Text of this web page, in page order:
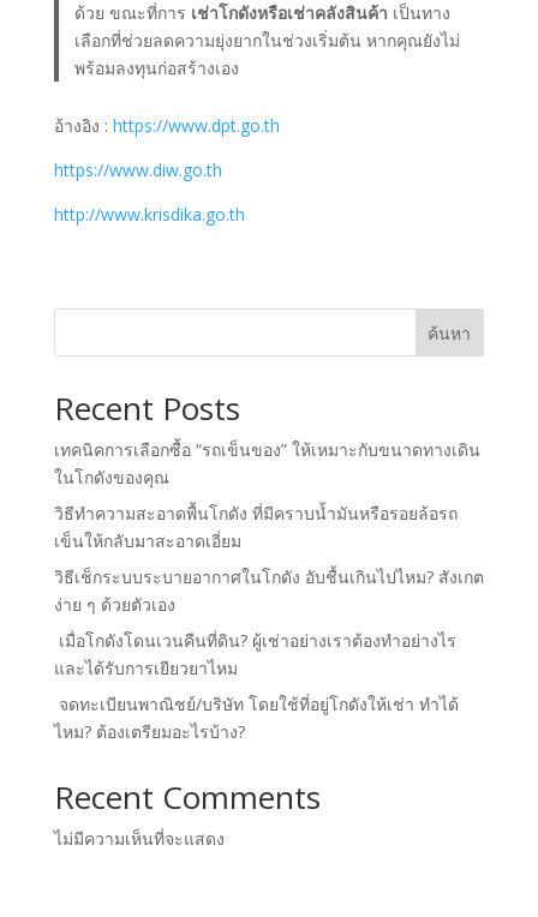
ด้วย ขณะที่การ เช่าโกดังหรือเช่าคลังสินค้า เป็นทาง
เลือกที่ช่วยลดความยุ่งยากในช่วงเริ่มต้น หากคุณยังไม่
พร้อมลงทุนก่อสร้างเอง
อ้างอิง : https://www.dpt.go.th
https://www.diw.go.th
http://www.krisdika.go.th
ค้นหา
Recent Posts
เทคนิคการเลือกซื้อ “รถเข็นของ” ให้เหมาะกับขนาดทางเดิน
ในโกดังของคุณ
วิธีทำความสะอาดพื้นโกดัง ที่มีคราบน้ำมันหรือรอยล้อรถ
เข็นให้กลับมาสะอาดเอี่ยม
วิธีเช็กระบบระบายอากาศในโกดัง อับชื้นเกินไปไหม? สังเกต
ง่าย ๆ ด้วยตัวเอง
เมื่อโกดังโดนเวนคืนที่ดิน? ผู้เช่าอย่างเราต้องทำอย่างไร
และได้รับการเยียวยาไหม
จดทะเบียนพาณิชย์/บริษัท โดยใช้ที่อยู่โกดังให้เช่า ทำได้
ไหม? ต้องเตรียมอะไรบ้าง?
Recent Comments
ไม่มีความเห็นที่จะแสดง